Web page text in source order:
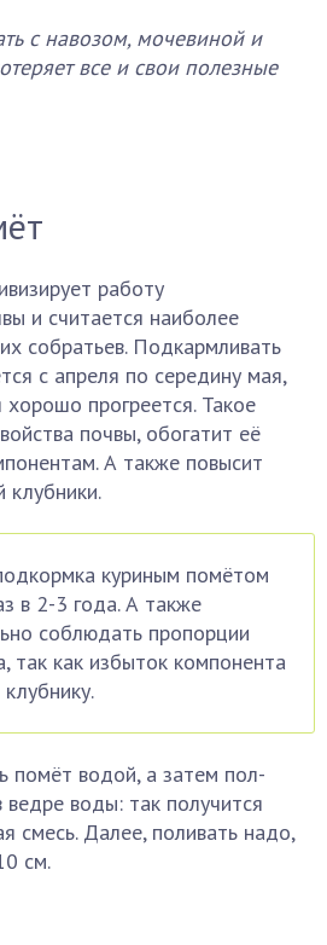
с навозом, мочевиной и
все и свои полезные
работу
и считается наиболее
собратьев. Подкармливать
с апреля по середину мая,
хорошо прогреется. Такое
почвы, обогатит её
А также повысит
клубники.
куриным помётом
в 2-3 года. А также
соблюдать пропорции
так как избыток компонента
помёт водой, а затем пол-
воды: так получится
смесь. Далее, поливать надо,
см.